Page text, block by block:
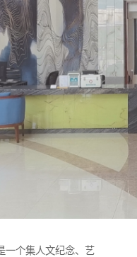
一个集人文纪念、艺